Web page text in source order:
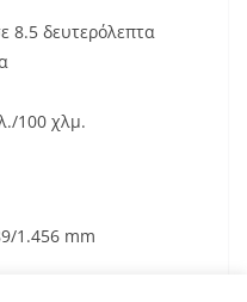
8.5 δευτερόλεπτα
100 χλμ.
1.456 mm